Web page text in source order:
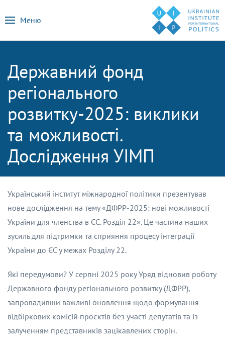
Меню
Державний фонд
регіонального
розвитку-2025: виклики
та можливості.
Дослідження УІМП
Український інститут міжнародної політики презентував
нове дослідження на тему «ДФРР-2025: нові можливості
України для членства в ЄС. Розділ 22». Це частина наших
зусиль для підтримки та сприяння процесу інтеграції
України до ЄС у межах Розділу 22.
Які передумови? У серпні 2025 року Уряд відновив роботу
Державного фонду регіонального розвитку (ДФРР),
запровадивши важливі оновлення щодо формування
відбіркових комісій проєктів без участі депутатів та із
залученням представників зацікавлених сторін.